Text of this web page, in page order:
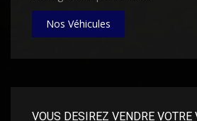
Nos Véhicules
VOUS DESIREZ VENDRE VOTRE